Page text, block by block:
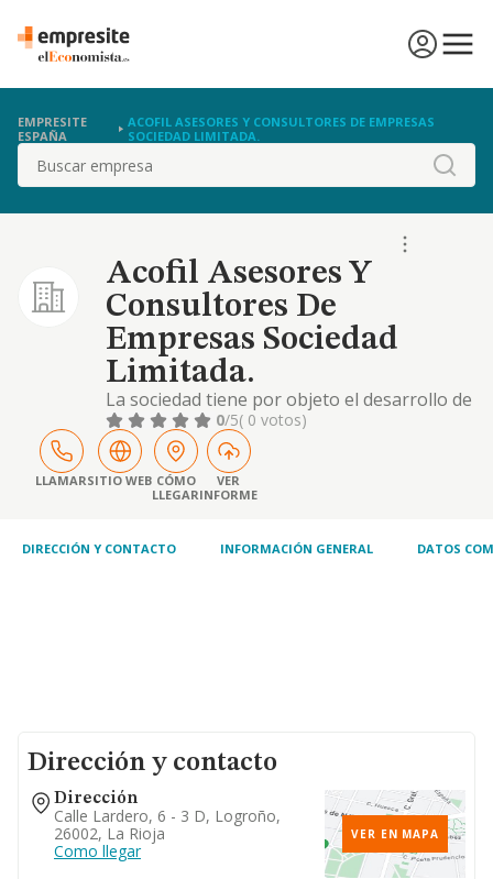
EMPRESITE
ESPAÑA
ACOFIL ASESORES Y CONSULTORES DE EMPRESAS
SOCIEDAD LIMITADA.
Buscar
Acofil Asesores Y
Consultores De
Empresas Sociedad
Limitada.
La sociedad tiene por objeto el desarrollo de
las actividades correspondientes a los
siguientes códigos y descripciones de la
clasificación nacional de actividades
económicas: actividad principal: 69.20 /
actividades de contabilidad, teneduría de
de las
0/5( 0 votos)
LLAMARSITIO WEB CÓMO
LLEGAR
VER
INFORME
DIRECCIÓN Y CONTACTO INFORMACIÓN GENERAL DATOS
Dirección y contacto
Dirección
Calle Lardero, 6 - 3 D, Logroño,
26002, La Rioja
Como llegar
VER EN MAPA